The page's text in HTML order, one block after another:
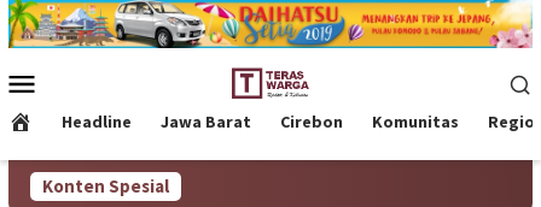
Loncat
ke
Mobile
Headline Jawa Barat Cirebon Komunitas
Konten Spesial